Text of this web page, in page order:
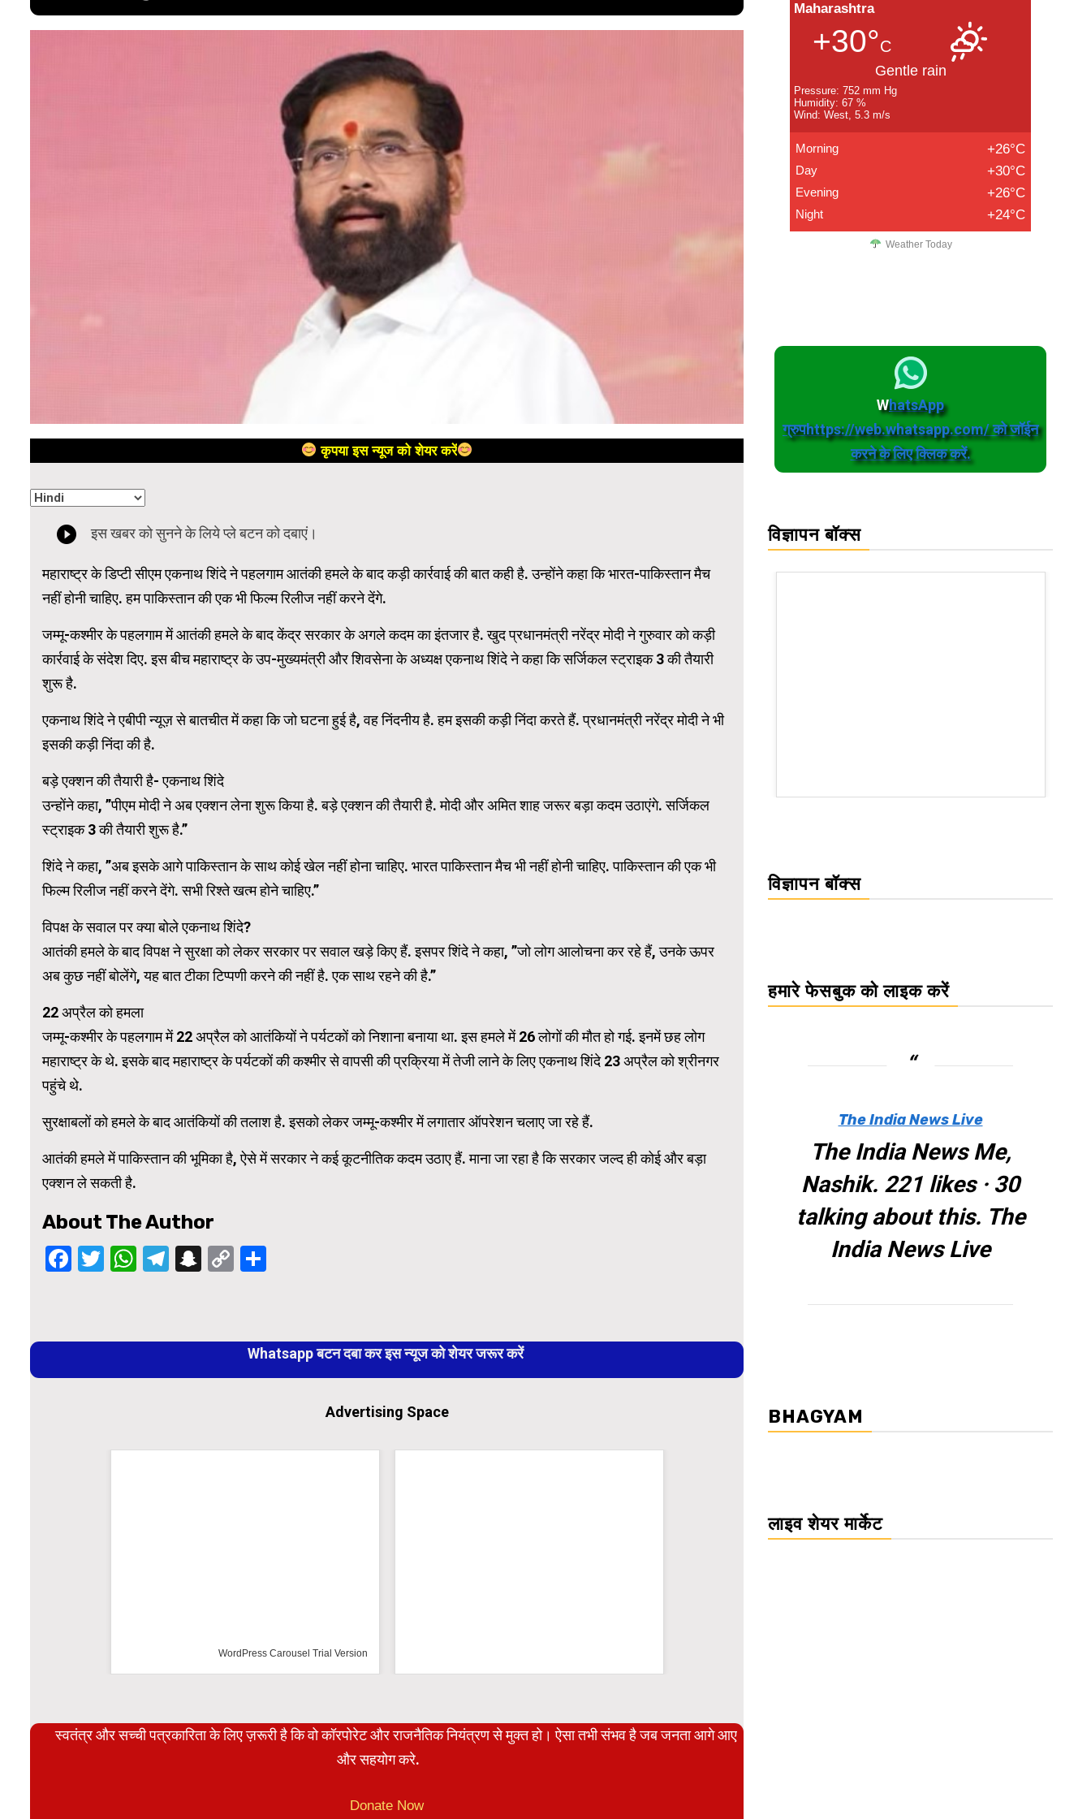
कृपया इस न्यूज को शेयर करें
महाराष्ट्र के डिप्टी सीएम एकनाथ शिंदे ने पहलगाम आतंकी हमले के बाद कड़ी कार्रवाई की बात कही है. उन्होंने कहा कि भारत-पाकिस्तान मैच
नहीं होनी चाहिए. हम पाकिस्तान की एक भी फिल्म रिलीज नहीं करने देंगे.
जम्मू-कश्मीर के पहलगाम में आतंकी हमले के बाद केंद्र सरकार के अगले कदम का इंतजार है. खुद प्रधानमंत्री नरेंद्र मोदी ने गुरुवार को कड़ी
कार्रवाई के संदेश दिए. इस बीच महाराष्ट्र के उप-मुख्यमंत्री और शिवसेना के अध्यक्ष एकनाथ शिंदे ने कहा कि सर्जिकल स्ट्राइक 3 की तैयारी
शुरू है.
एकनाथ शिंदे ने एबीपी न्यूज़ से बातचीत में कहा कि जो घटना हुई है, वह निंदनीय है. हम इसकी कड़ी निंदा करते हैं. प्रधानमंत्री नरेंद्र मोदी ने भी
इसकी कड़ी निंदा की है.
बड़े एक्शन की तैयारी है- एकनाथ शिंदे
उन्होंने कहा, ”पीएम मोदी ने अब एक्शन लेना शुरू किया है. बड़े एक्शन की तैयारी है. मोदी और अमित शाह जरूर बड़ा कदम उठाएंगे. सर्जिकल
स्ट्राइक 3 की तैयारी शुरू है.”
शिंदे ने कहा, ”अब इसके आगे पाकिस्तान के साथ कोई खेल नहीं होना चाहिए. भारत पाकिस्तान मैच भी नहीं होनी चाहिए. पाकिस्तान की एक भी
फिल्म रिलीज नहीं करने देंगे. सभी रिश्ते खत्म होने चाहिए.”
विपक्ष के सवाल पर क्या बोले एकनाथ शिंदे?
आतंकी हमले के बाद विपक्ष ने सुरक्षा को लेकर सरकार पर सवाल खड़े किए हैं. इसपर शिंदे ने कहा, ”जो लोग आलोचना कर रहे हैं, उनके ऊपर
अब कुछ नहीं बोलेंगे, यह बात टीका टिप्पणी करने की नहीं है. एक साथ रहने की है.”
22 अप्रैल को हमला
जम्मू-कश्मीर के पहलगाम में 22 अप्रैल को आतंकियों ने पर्यटकों को निशाना बनाया था. इस हमले में 26 लोगों की मौत हो गई. इनमें छह लोग
महाराष्ट्र के थे. इसके बाद महाराष्ट्र के पर्यटकों की कश्मीर से वापसी की प्रक्रिया में तेजी लाने के लिए एकनाथ शिंदे 23 अप्रैल को श्रीनगर
पहुंचे थे.
सुरक्षाबलों को हमले के बाद आतंकियों की तलाश है. इसको लेकर जम्मू-कश्मीर में लगातार ऑपरेशन चलाए जा रहे हैं.
आतंकी हमले में पाकिस्तान की भूमिका है, ऐसे में सरकार ने कई कूटनीतिक कदम उठाए हैं. माना जा रहा है कि सरकार जल्द ही कोई और बड़ा
एक्शन ले सकती है.
About The Author
Facebook
Twitter
WhatsApp
Telegram
Snapchat
Copy
Reading
Whatsapp बटन दबा कर इस न्यूज को शेयर जरूर करें
Advertising Space
WordPress Carousel Trial Version
स्वतंत्र और सच्ची पत्रकारिता के लिए ज़रूरी है कि वो कॉरपोरेट और राजनैतिक नियंत्रण से मुक्त हो। ऐसा तभी संभव है जब जनता आगे आए
और सहयोग करे.
Donate Now
Maharashtra
+30°C
Gentle rain
Pressure: 752 mm Hg
Humidity: 67 %
Wind: West, 5.3 m/s
Morning +26°C
Day +30°C
Evening +26°C
Night +24°C
Weather Today
WhatsApp
ग्रुपhttps://web.whatsapp.com/ को जॉईन
करने के लिए क्लिक करें.
विज्ञापन बॉक्स
विज्ञापन बॉक्स
हमारे फेसबुक को लाइक करें
The India News Live
The India News Me,
Nashik. 221 likes · 30
talking about this. The
India News Live
BHAGYAM
लाइव शेयर मार्केट